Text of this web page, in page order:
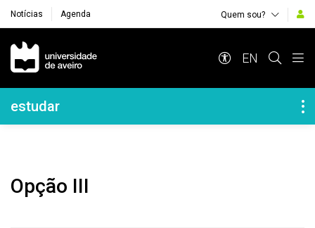
Notícias Agenda Quem sou?
Navegação Principal
EN
Navegação Lateral
estudar
Opção III